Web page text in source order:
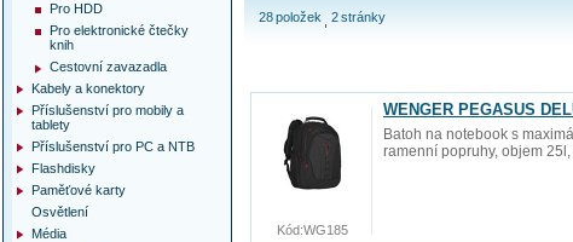
28položek 2stránky
WENGER PEGASUS
Batoh na notebook s
ramenní popruhy, objem
Kód:WG185
Pro HDD
Pro elektronické čtečky
knih
Cestovní zavazadla
Kabely a konektory
Příslušenství pro mobily a
tablety
Příslušenství pro PC a NTB
Flashdisky
Paměťové karty
Osvětlení
Média